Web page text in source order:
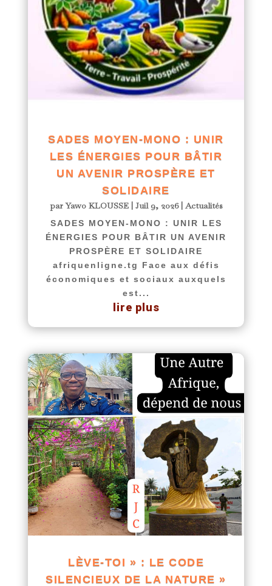
SADES MOYEN-MONO : UNIR
LES ÉNERGIES POUR BÂTIR
UN AVENIR PROSPÈRE ET
SOLIDAIRE
parYawo KLOUSSE| Juil 9, 2026| Actualités
SADES MOYEN-MONO : UNIR LES
ÉNERGIES POUR BÂTIR UN AVENIR
PROSPÈRE ET SOLIDAIRE
afriquenligne.tg Face aux défis
économiques et sociaux auxquels
est...
lire plus
LÈVE-TOI » : LE CODE
SILENCIEUX DE LA NATURE »